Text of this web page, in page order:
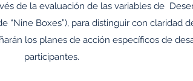
de la evaluación de las variables de
Boxes”), para distinguir con claridad
los planes de acción específicos de
participantes.